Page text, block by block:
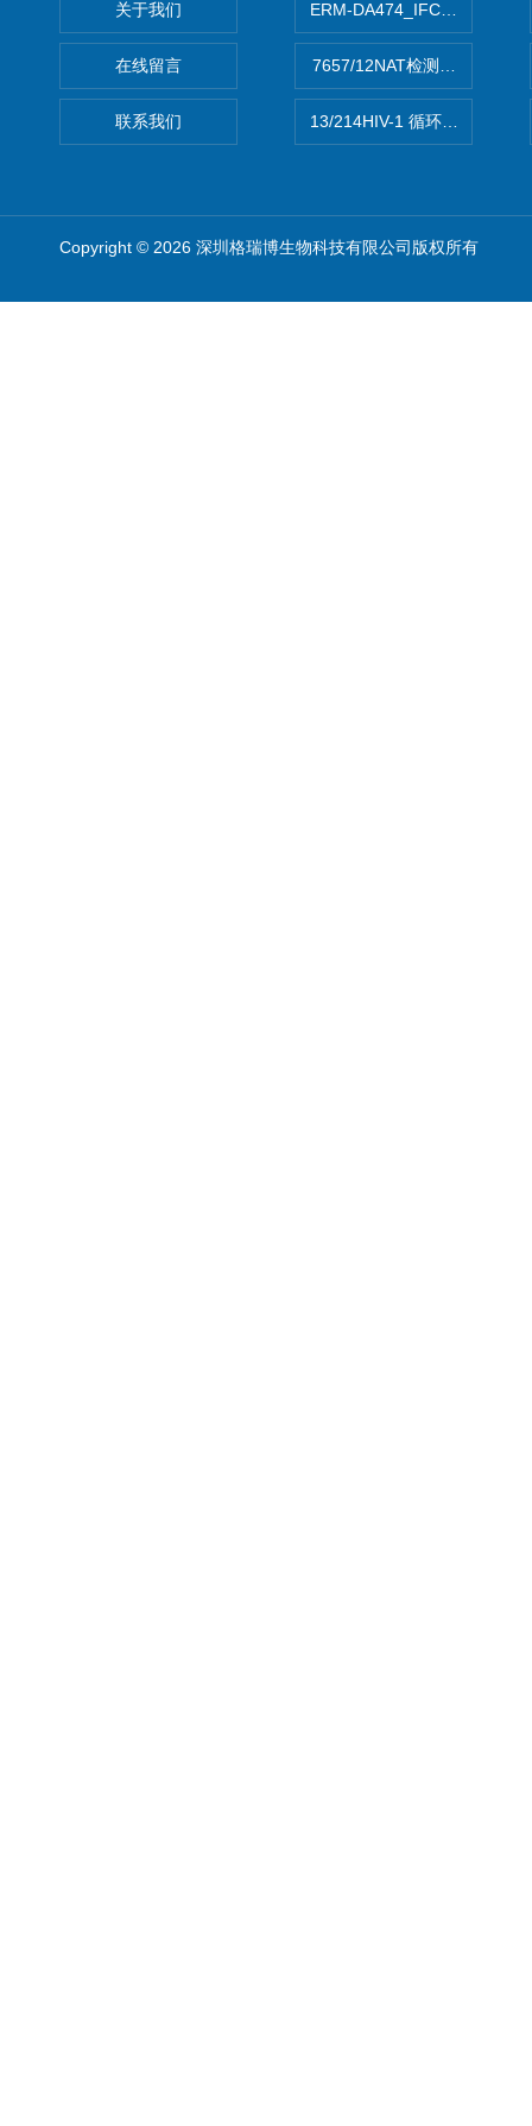
关于我们
在线留言
联系我们
ERM-DA474_IFCCC反应蛋
7657/12NAT检测的D型肝炎
13/214HIV-1 循环重组形式
Copyright © 2026 深圳格瑞博生物科技有限公司版权所有